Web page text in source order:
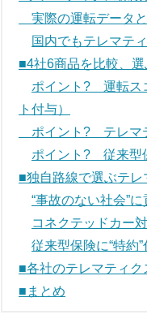
実際の運転データと
国内でもテレマテ
■4社6商品を比較、選
ポイント? 運転ス
ト付与）
ポイント? テレマ
ポイント? 従来型
■独自路線で選ぶテレ
“事故のない社会”
コネクテッドカー
従来型保険に“特約
■各社のテレマティク
■まとめ